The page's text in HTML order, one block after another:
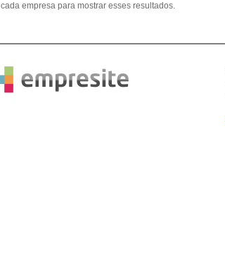
cada empresa para mostrar esses resultados.